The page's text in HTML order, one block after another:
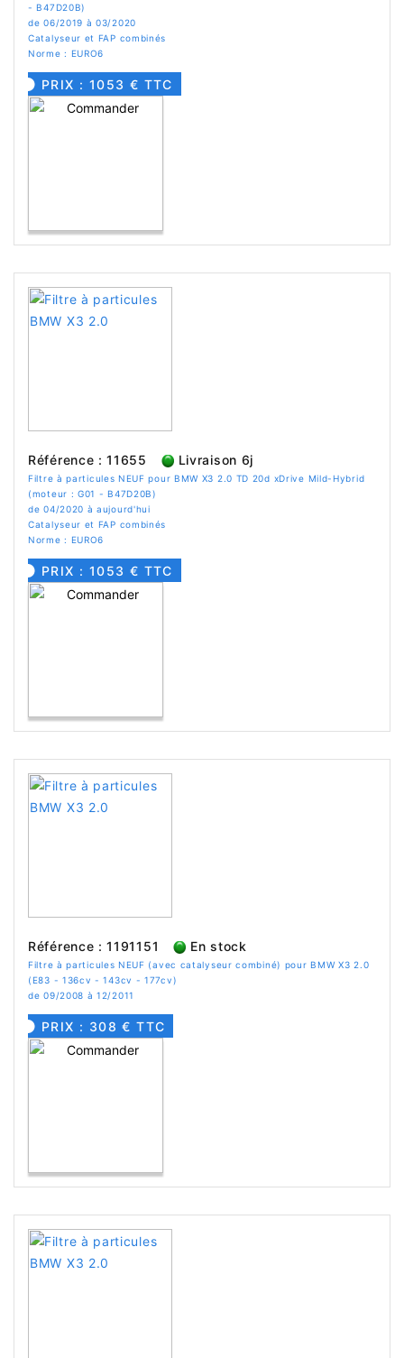
- B47D20B)
de 06/2019 à 03/2020
Catalyseur et FAP combinés
Norme : EURO6
PRIX : 1053 € TTC
Référence : 11655 Livraison 6j
Filtre à particules NEUF pour BMW X3 2.0 TD 20d xDrive Mild-Hybrid
(moteur : G01 - B47D20B)
de 04/2020 à aujourd'hui
Catalyseur et FAP combinés
Norme : EURO6
PRIX : 1053 € TTC
Référence : 1191151 En stock
Filtre à particules NEUF (avec catalyseur combiné) pour BMW X3 2.0
(E83 - 136cv - 143cv - 177cv)
de 09/2008 à 12/2011
PRIX : 308 € TTC